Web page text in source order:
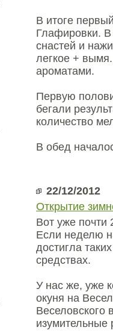
В итоге
Глафировки. В
снастей и
легкое +
ароматами.
Первую
бегали
количество
В обед
22/12/2012
Открытие
Вот уже почти
Если неделю
достигла
средствах.
У нас же, уже
окуня на
Веселовского
изумительные